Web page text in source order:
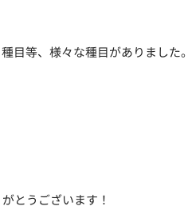
目等、様々な種目がありました。
とうございます！